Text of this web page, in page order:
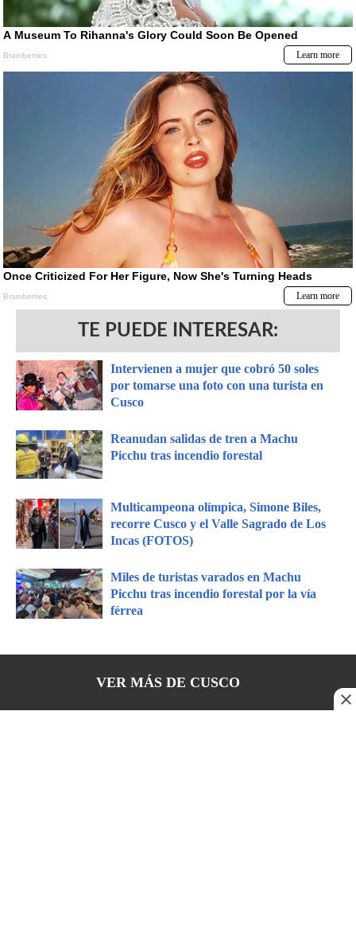
TE PUEDE INTERESAR:
Intervienen a mujer que cobró 50 soles
por tomarse una foto con una turista en
Cusco
Reanudan salidas de tren a Machu
Picchu tras incendio forestal
Multicampeona olímpica, Simone Biles,
recorre Cusco y el Valle Sagrado de Los
Incas (FOTOS)
Miles de turistas varados en Machu
Picchu tras incendio forestal por la vía
férrea
VER MÁS DE CUSCO